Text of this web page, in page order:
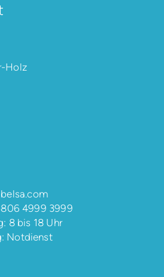
Holz
4999 3999
8 bis 18 Uhr
Notdienst